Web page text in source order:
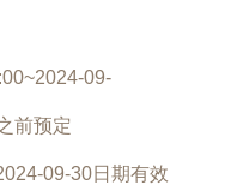
09-
前预定
09-30日期有效